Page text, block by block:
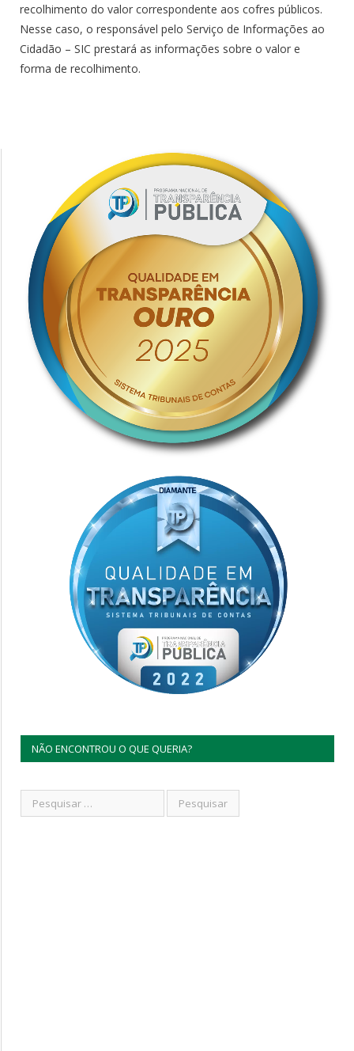
recolhimento do valor correspondente aos cofres públicos.
Nesse caso, o responsável pelo Serviço de Informações ao
Cidadão – SIC prestará as informações sobre o valor e
forma de recolhimento.
NÃO ENCONTROU O QUE QUERIA?